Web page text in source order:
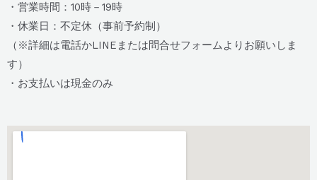
・営業時間：10時－19時
・休業日：不定休（事前予約制）
（※詳細は電話かLINEまたは問合せフォームよりお願いしま
す）
・お支払いは現金のみ